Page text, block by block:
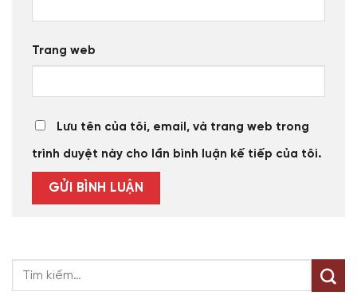
Trang web
Lưu tên của tôi, email, và trang web trong
trình duyệt này cho lần bình luận kế tiếp của tôi.